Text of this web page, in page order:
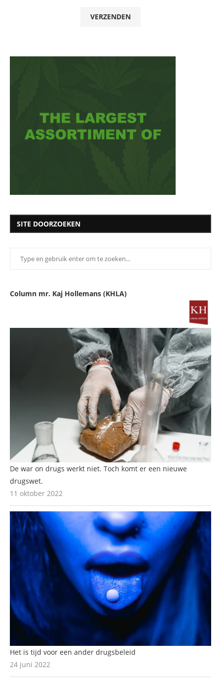
SITE DOORZOEKEN
Column mr. Kaj Hollemans (KHLA)
De war on drugs werkt niet. Toch komt er een nieuwe
drugswet.
11 oktober 2022
Het is tijd voor een ander drugsbeleid
24 juni 2022